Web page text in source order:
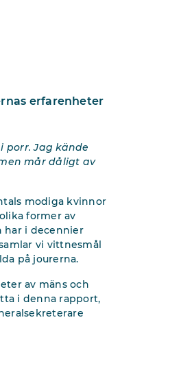
erfarenheter
porr. Jag kände
mår dåligt av
modiga kvinnor
former av
har i decennier
vi vittnesmål
på jourerna.
av mäns och
i denna rapport,